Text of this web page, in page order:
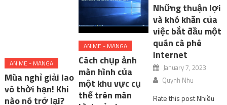
ANIME - MANGA
Mùa nghỉ giải lao
vô thời hạn! Khi
nào nó trở lại?
ANIME - MANGA
Cách chụp ảnh
màn hình của
một khu vực cụ
thể trên màn
Những thuận lợi
và khó khăn của
việc bắt đầu một
quán cà phê
Internet
January 7, 2023
Quynh Nhu
Rate this post Nhiều